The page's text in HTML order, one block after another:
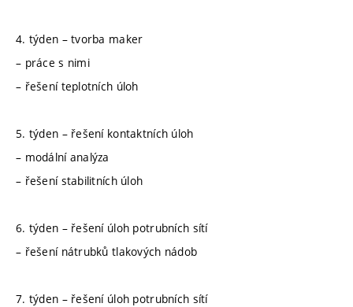
4. týden – tvorba maker
– práce s nimi
– řešení teplotních úloh
5. týden – řešení kontaktních úloh
– modální analýza
– řešení stabilitních úloh
6. týden – řešení úloh potrubních sítí
– řešení nátrubků tlakových nádob
7. týden – řešení úloh potrubních sítí